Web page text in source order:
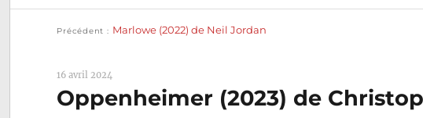
Navigation
l’article
Précédent Marlowe (2022) de Neil Jordan
16 avril 2024
Oppenheimer (2023) de